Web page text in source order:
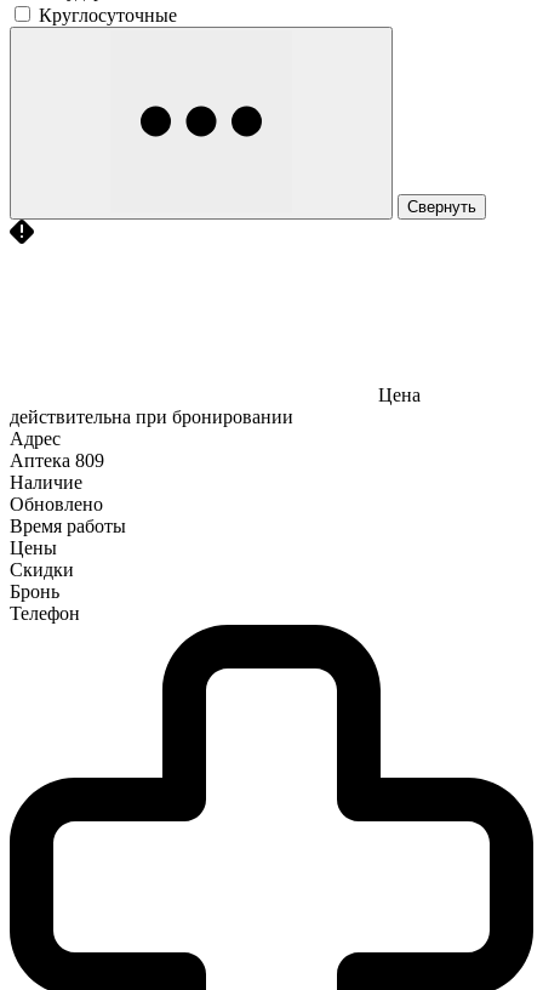
Круглосуточные
Свернуть
Цена
действительна при бронировании
Адрес
Аптека 809
Наличие
Обновлено
Время работы
Цены
Скидки
Бронь
Телефон